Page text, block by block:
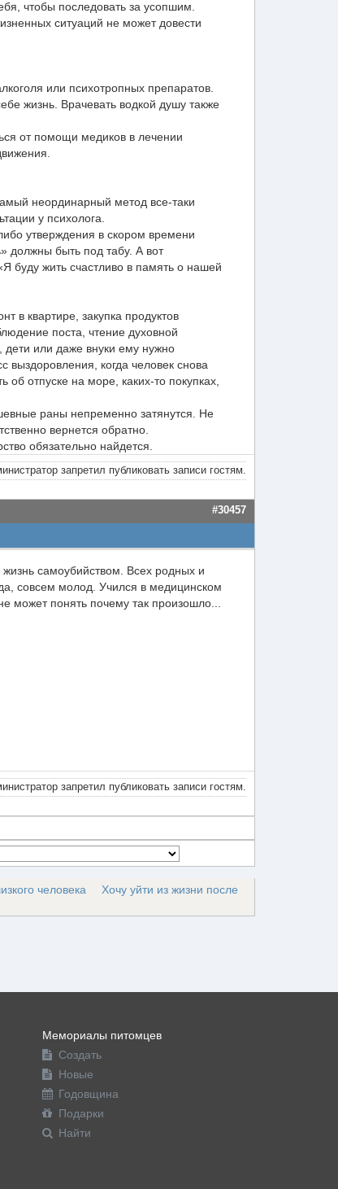
чтобы последовать за усопшим.
ситуаций не может довести
или психотропных препаратов.
жизнь. Врачевать водкой душу также
от помощи медиков в лечении
неординарный метод все-таки
у психолога.
утверждения в скором времени
должны быть под табу. А вот
буду жить счастливо в память о нашей
в квартире, закупка продуктов
поста, чтение духовной
или даже внуки ему нужно
выздоровления, когда человек снова
отпуске на море, каких-то покупках,
раны непременно затянутся. Не
вернется обратно.
обязательно найдется.
запретил публиковать записи гостям.
#30457
самоубийством. Всех родных и
совсем молод. Учился в медицинском
может понять почему так произошло...
запретил публиковать записи гостям.
человека
Хочу уйти из жизни после
Мемориалы питомцев
Создать
Новые
Годовщина
Подарки
Найти